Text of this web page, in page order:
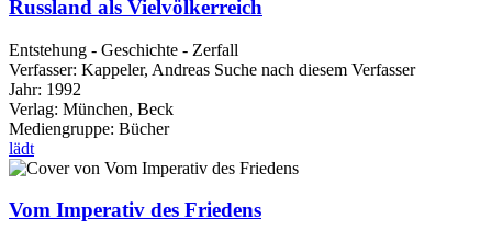
Russland als Vielvölkerreich
Entstehung - Geschichte - Zerfall
Verfasser: Kappeler, Andreas Suche nach diesem Verfasser
Jahr: 1992
Verlag: München, Beck
Mediengruppe: Bücher
lädt
Vom Imperativ des Friedens